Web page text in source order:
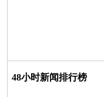
48小时新闻排行榜